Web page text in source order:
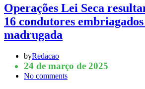
Operações Lei Seca
16 condutores
madrugada
byRedacao
24 de março de 2025
No comments